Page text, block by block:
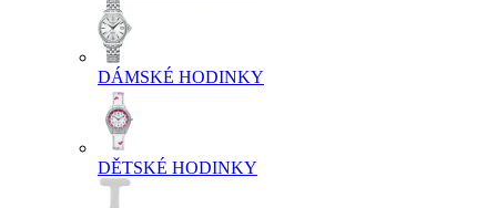
DÁMSKÉ HODINKY
DĚTSKÉ HODINKY